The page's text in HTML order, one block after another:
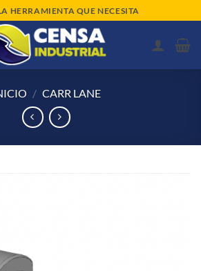
HERRAMIENTA QUE NECESITA
/ CARR LANE